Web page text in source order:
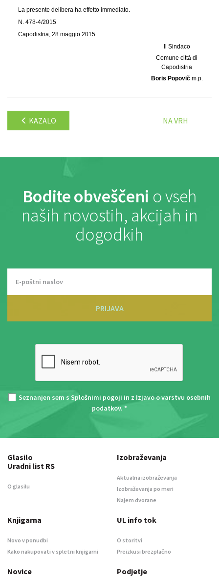
La presente delibera ha effetto immediato.
N. 478-4/2015
Capodistria, 28 maggio 2015
Il Sindaco
Comune città di
Capodistria
Boris Popovič m.p.
KAZALO NA VRH
Bodite obveščeni o vseh
naših novostih, akcijah in
dogodkih
PRIJAVA
Seznanjen sem s Splošnimi pogoji in z Izjavo o varstvu osebnih
podatkov. *
Glasilo
Uradni list RS
O glasilu
Izobraževanja
Aktualna izobraževanja
Izobraževanja po meri
Najem dvorane
Knjigarna
Novo v ponudbi
Kako nakupovati v spletni knjigarni
UL info tok
O storitvi
Preizkusi brezplačno
Novice Podjetje